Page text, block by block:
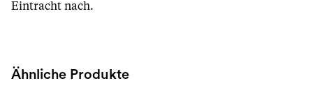
Eintracht nach.
Ähnliche Produkte